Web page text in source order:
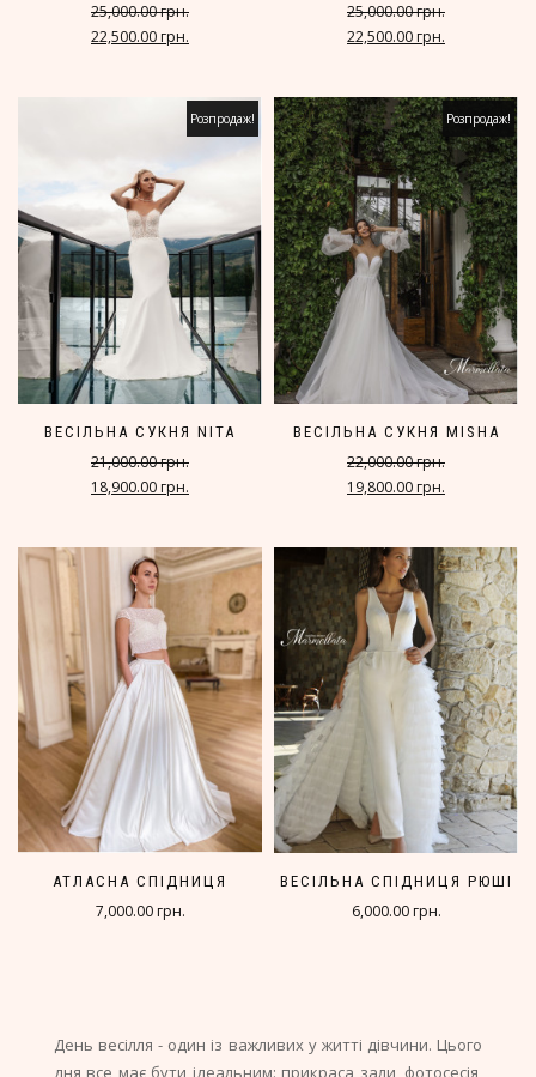
25,000.00 грн.
22,500.00 грн.
25,000.00 грн.
22,500.00 грн.
Розпродаж!
ВЕСІЛЬНА СУКНЯ NITA
21,000.00 грн.
18,900.00 грн.
Розпродаж!
ВЕСІЛЬНА СУКНЯ MISHA
22,000.00 грн.
19,800.00 грн.
АТЛАСНА СПІДНИЦЯ
7,000.00 грн.
ВЕСІЛЬНА СПІДНИЦЯ РЮШІ
6,000.00 грн.
День весілля - один із важливих у житті дівчини. Цього
дня все має бути ідеальним: прикраса зали, фотосесія,